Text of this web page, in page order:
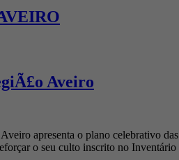
Aveiro
apresenta o plano celebrativo
o seu culto inscrito no